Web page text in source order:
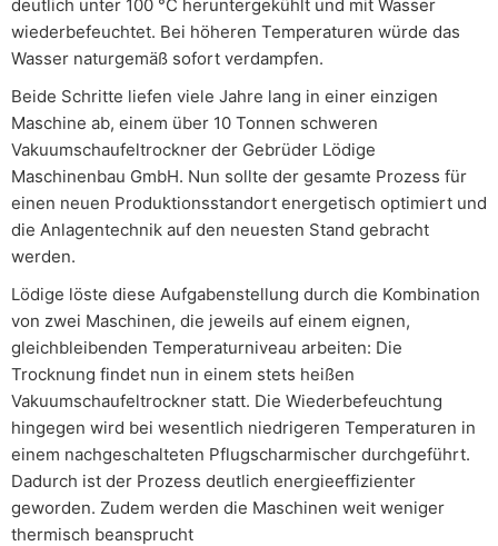
deutlich unter 100 °C heruntergekühlt und mit Wasser
wiederbefeuchtet. Bei höheren Temperaturen würde das
Wasser naturgemäß sofort verdampfen.
Beide Schritte liefen viele Jahre lang in einer einzigen
Maschine ab, einem über 10 Tonnen schweren
Vakuumschaufeltrockner der Gebrüder Lödige
Maschinenbau GmbH. Nun sollte der gesamte Prozess für
einen neuen Produktionsstandort energetisch optimiert und
die Anlagentechnik auf den neuesten Stand gebracht
werden.
Lödige löste diese Aufgabenstellung durch die Kombination
von zwei Maschinen, die jeweils auf einem eignen,
gleichbleibenden Temperaturniveau arbeiten: Die
Trocknung findet nun in einem stets heißen
Vakuumschaufeltrockner statt. Die Wiederbefeuchtung
hingegen wird bei wesentlich niedrigeren Temperaturen in
einem nachgeschalteten Pflugscharmischer durchgeführt.
Dadurch ist der Prozess deutlich energieeffizienter
geworden. Zudem werden die Maschinen weit weniger
thermisch beansprucht